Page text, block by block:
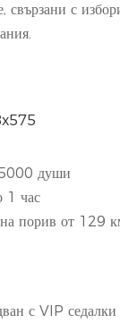
свързани с
души
1 час
порив от 129
с VIP седалки